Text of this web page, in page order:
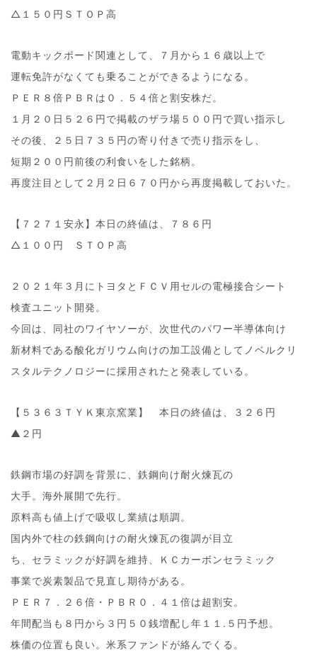
△１５０円ＳＴＯＰ高
電動キックボード関連として、７月から１６歳以上で
運転免許がなくても乗ることができるようになる。
ＰＥＲ８倍ＰＢＲは０．５４倍と割安株だ。
１月２０日５２６円で掲載のザラ場５００円で買い指示し
その後、２５日７３５円の寄り付きで売り指示をし、
短期２００円前後の利食いをした銘柄。
再度注目として２月２日６７０円から再度掲載しておいた。
【７２７１安永】本日の終値は、７８６円
△１００円 ＳＴＯＰ高
２０２１年３月にトヨタとＦＣＶ用セルの電極接合シート
検査ユニット開発。
今回は、同社のワイヤソーが、次世代のパワー半導体向け
新材料である酸化ガリウム向けの加工設備としてノベルクリ
スタルテクノロジーに採用されたと発表している。
【５３６３ＴＹＫ東京窯業】 本日の終値は、３２６円
▲２円
鉄鋼市場の好調を背景に、鉄鋼向け耐火煉瓦の
大手。海外展開で先行。
原料高も値上げで吸収し業績は順調。
国内外で柱の鉄鋼向けの耐火煉瓦の復調が目立
ち、セラミックが好調を維持、ＫＣカーボンセラミック
事業で炭素製品で見直し期待がある。
ＰＥＲ７．２６倍・ＰＢＲ０．４１倍は超割安。
年間配当も８円から３円５０銭増配し年１１.５円予想。
株価の位置も良い。米系ファンドが絡んでくる。